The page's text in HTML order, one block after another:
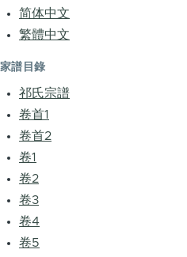
简体中文
繁體中文
家譜目錄
祁氏宗譜
卷首1
卷首2
卷1
卷2
卷3
卷4
卷5